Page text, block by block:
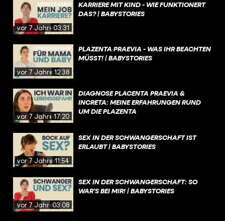
vor 7 Jahren03:31
KARRIERE MIT KIND - WIE FUNKTIONERT
DAS? | BABYSTORIES
vor 7 Jahren12:38
PLAZENTA PRAEVIA - WAS IHR BEACHTEN
MÜSST! | BABYSTORIES
vor 7 Jahren17:20
DIAGNOSE PLACENTA PRAEVIA &
INCRETA: MEINE ERFAHRUNGEN RUND
UM DIE PLAZENTA
vor 7 Jahren11:54
SEX IN DER SCHWANGERSCHAFT IST
ERLAUBT | BABYSTORIES
vor 7 Jahren03:08
SEX IN DER SCHWANGERSCHAFT: SO
WAR'S BEI MIR! | BABYSTORIES